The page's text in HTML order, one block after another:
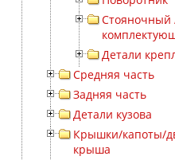
Стояночный
Детали
Средняя часть
Задняя часть
Детали кузова
Крышки/капоты/
крыша